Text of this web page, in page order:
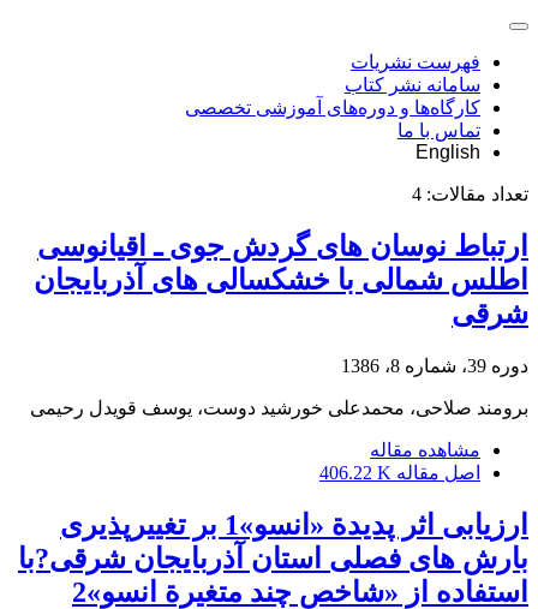
فهرست نشریات
سامانه نشر کتاب
کارگاه‌ها و دوره‌های آموزشی تخصصی
تماس با ما
English
تعداد مقالات: 4
ارتباط نوسان های گردش جوی ـ اقیانوسی
اطلس شمالی با خشکسالی های آذربایجان
شرقی
دوره 39، شماره 8، 1386
برومند صلاحی، محمدعلی خورشید دوست، یوسف قویدل رحیمی
مشاهده مقاله
اصل مقاله 406.22 K
ارزیابی اثر پدیدة «انسو»1 بر تغییرپذیری
بارش های فصلی استان آذربایجان شرقی?با
استفاده از «شاخص چند متغیرة انسو»2